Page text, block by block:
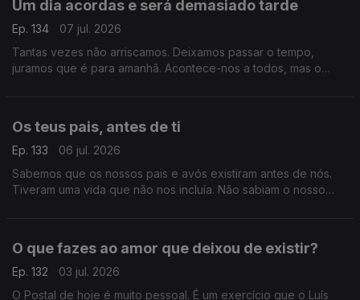
Um dia acordas e será demasiado tarde
Ep. 134
07 jul. 2026
Tantas vezes não arriscamos. Deixamos passar o tempo,
juramos que é para amanhã. Acontece-nos a todos, mas o
Os teus pais, antes de ti
Ep. 133
06 jul. 2026
Sabemos que os nossos pais e avós existiram antes de nós.
Tiveram uma vida que não nos incluía. Não sabiam o nosso
O que fazes ao amor que deixou de existir?
Ep. 132
03 jul. 2026
O Postal de hoje é muito pessoal. É um exercício que o Luís